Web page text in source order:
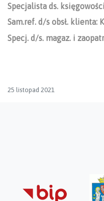
Specjalista ds.
Sam.ref. d/s obsł. klienta:
Specj. d/s. magaz. i
25 listopad 2021